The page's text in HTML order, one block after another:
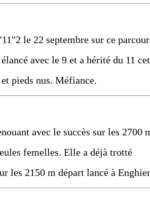
le 22 septembre sur ce
avec le 9 et a hérité du 11
pieds nus. Méfiance.
avec le succès sur les 2700
femelles. Elle a déjà trotté
les 2150 m départ lancé à